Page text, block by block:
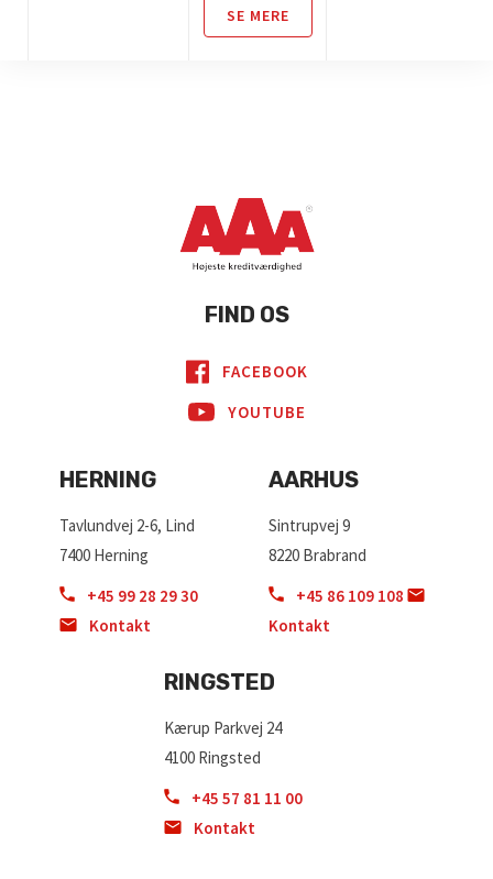
SE MERE
FIND OS
FACEBOOK
YOUTUBE
HERNING
Tavlundvej 2-6, Lind
7400 Herning
+45 99 28 29 30
Kontakt
AARHUS
Sintrupvej 9
8220 Brabrand
+45 86 109 108
Kontakt
RINGSTED
Kærup Parkvej 24
4100 Ringsted
+45 57 81 11 00
Kontakt